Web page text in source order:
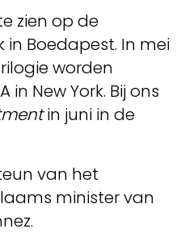
zien op de
in Boedapest. In mei
worden
New York. Bij ons
in juni in de
van het
minister van